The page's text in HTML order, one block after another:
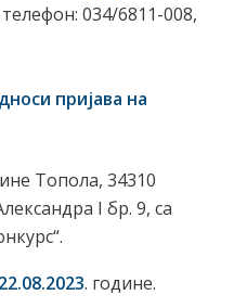
034/6811-008,
пријава на
Топола, 34310
I бр. 9, са
22.08.2023. године.